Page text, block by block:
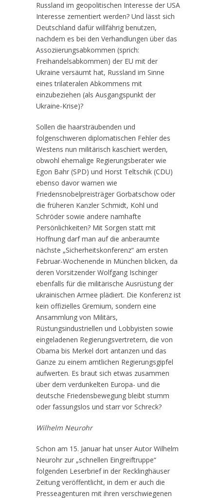
Russland im geopolitischen Interesse der USA
Interesse zementiert werden? Und lässt sich
Deutschland dafür willfährig benutzen,
nachdem es bei den Verhandlungen über das
Assoziierungsabkommen (sprich:
Freihandelsabkommen) der EU mit der
Ukraine versäumt hat, Russland im Sinne
eines trilateralen Abkommens mit
einzubeziehen (als Ausgangspunkt der
Ukraine-Krise)?
Sollen die haarsträubenden und
folgenschweren diplomatischen Fehler des
Westens nun militärisch kaschiert werden,
obwohl ehemalige Regierungsberater wie
Egon Bahr (SPD) und Horst Teltschik (CDU)
ebenso davor warnen wie
Friedensnobelpreisträger Gorbatschow oder
die früheren Kanzler Schmidt, Kohl und
Schröder sowie andere namhafte
Persönlichkeiten? Mit Sorgen statt mit
Hoffnung darf man auf die anberaumte
nächste „Sicherheitskonferenz“ am ersten
Februar-Wochenende in München blicken, da
deren Vorsitzender Wolfgang Ischinger
ebenfalls für die militärische Ausrüstung der
ukrainischen Armee plädiert. Die Konferenz ist
kein offizielles Gremium, sondern eine
Ansammlung von Militärs,
Rüstungsindustriellen und Lobbyisten sowie
eingeladenen Regierungsvertretern, die von
Obama bis Merkel dort antanzen und das
Ganze zu einem amtlichen Regierungsgipfel
aufwerten. Es braut sich etwas zusammen
über dem verdunkelten Europa- und die
deutsche Friedensbewegung bleibt stumm
oder fassungslos und starr vor Schreck?
Wilhelm Neurohr
Schon am 15. Januar hat unser Autor Wilhelm
Neurohr zur „schnellen Eingreiftruppe“
folgenden Leserbrief in der Recklinghäuser
Zeitung veröffentlicht, in dem er auch die
Presseagenturen mit ihren verschwiegenen